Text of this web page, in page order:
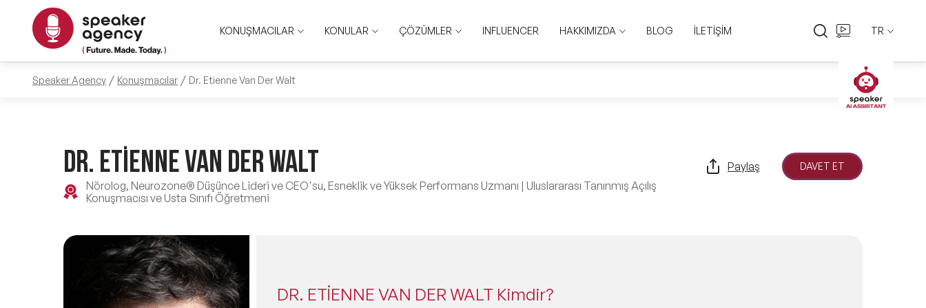
KONUŞMACILAR KONULAR ÇÖZÜMLER INFLUENCER HAKKIMIZDA BLOG İLETİŞİM TR
EN
TR
Speaker Agency Konuşmacılar Dr. Etienne Van Der Walt
DR. ETİENNE VAN DER WALT
Nörolog, Neurozone® Düşünce Lideri ve CEO'su, Esneklik ve Yüksek Performans Uzmanı | Uluslararası Tanınmış Açılış
Konuşmacısı ve Usta Sınıfı Öğretmeni
Paylaş DAVET ET
DR. ETİENNE VAN DER WALT Kimdir?